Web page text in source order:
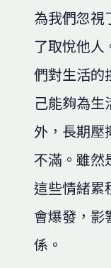
為我們忽視
了取悅他人
們對生活的
己能夠為生
外，長期壓
不滿。雖然
這些情緒累
會爆發，影
係。